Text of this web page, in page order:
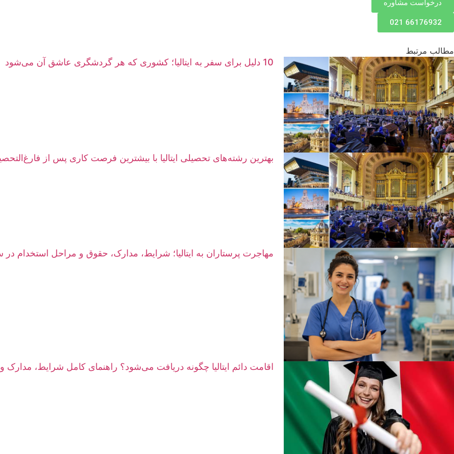
درخواست مشاوره
66176932 021
مطالب مرتبط
10 دلیل برای سفر به ایتالیا؛ کشوری که هر گردشگری عاشق آن می‌شود
بهترین رشته‌های تحصیلی ایتالیا با بیشترین فرصت کاری پس از
مهاجرت پرستاران به ایتالیا؛ شرایط، مدارک، حقوق و مراحل استخدام در سال
اقامت دائم ایتالیا چگونه دریافت می‌شود؟ راهنمای کامل شرایط، مدارک